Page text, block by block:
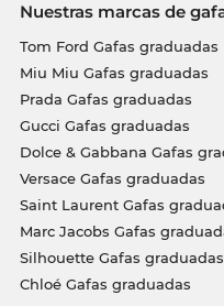
Nuestras marcas de
Tom Ford Gafas graduadas
Miu Miu Gafas graduadas
Prada Gafas graduadas
Gucci Gafas graduadas
Dolce & Gabbana Gafas
Versace Gafas graduadas
Saint Laurent Gafas
Marc Jacobs Gafas
Silhouette Gafas graduadas
Chloé Gafas graduadas